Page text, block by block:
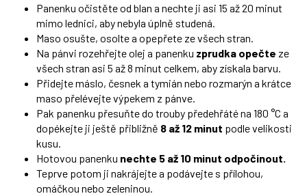
Panenku očistěte od blan a nechte ji asi 15 až 20 minut
mimo lednici, aby nebyla úplně studená.
Maso osušte, osolte a opepřete ze všech stran.
Na pánvi rozehřejte olej a panenku zprudka opečte ze
všech stran asi 5 až 8 minut celkem, aby získala barvu.
Přidejte máslo, česnek a tymián nebo rozmarýn a krátce
maso přelévejte výpekem z pánve.
Pak panenku přesuňte do trouby předehřáté na 180 °C a
dopékejte ji ještě přibližně 8 až 12 minut podle velikosti
kusu.
Hotovou panenku nechte 5 až 10 minut odpočinout.
Teprve potom ji nakrájejte a podávejte s přílohou,
omáčkou nebo zeleninou.